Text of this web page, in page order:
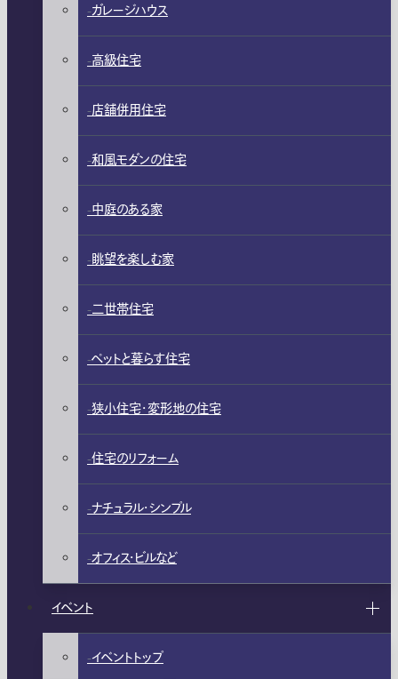
ガレージハウス
高級住宅
店舗併用住宅
和風モダンの住宅
中庭のある家
眺望を楽しむ家
二世帯住宅
ペットと暮らす住宅
狭小住宅・変形地の住宅
住宅のリフォーム
ナチュラル・シンプル
オフィス・ビルなど
イベント
イベントトップ